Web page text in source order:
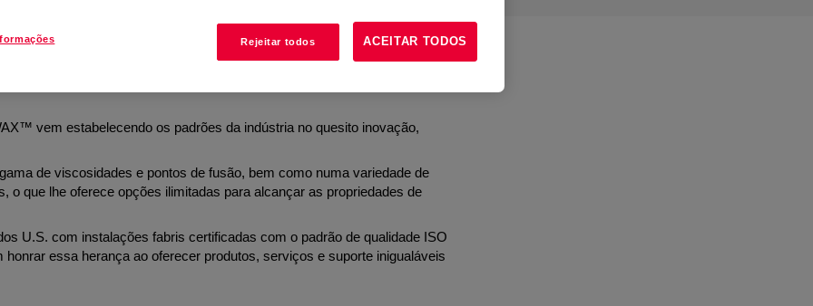
mais versáteis disponíveis
vem estabelecendo os padrões da indústria no quesito inovação,
de viscosidades e pontos de fusão, bem como numa variedade de
o que lhe oferece opções ilimitadas para alcançar as propriedades de
U.S. com instalações fabris certificadas com o padrão de qualidade ISO
essa herança ao oferecer produtos, serviços e suporte inigualáveis
Rejeitar todos ACEITAR TODOS